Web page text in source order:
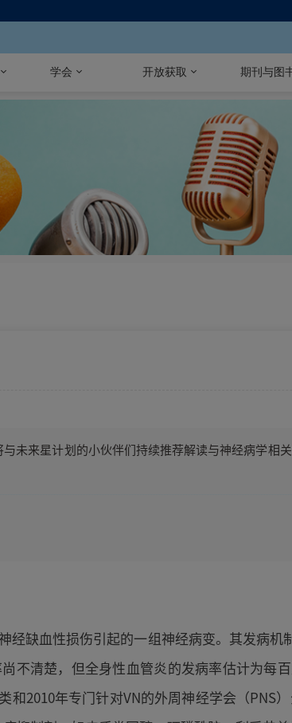
学会 开放获取 期刊与图
未来星计划的小伙伴们持续推荐解读与神经病学相
经缺血性损伤引起的一组神经病变。其发病
不清楚，但全身性血管炎的发病率估计为每
和2010年专门针对VN的外周神经学会（PNS